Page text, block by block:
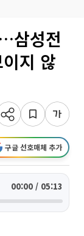
삼성전
지 않
구글 선호매체 추가
00:00 / 05:13